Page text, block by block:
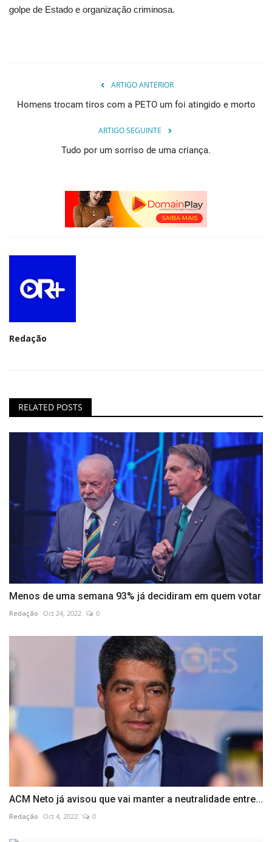
golpe de Estado e organização criminosa.
ARTIGO ANTERIOR
Homens trocam tiros com a PETO um foi atingido e morto
ARTIGO SEGUINTE
Tudo por um sorriso de uma criança.
Redação
RELATED POSTS
Menos de uma semana 93% já decidiram em quem votar
Redação Oct 24, 2022 0
ACM Neto já avisou que vai manter a neutralidade entre...
Redação Oct 4, 2022 0